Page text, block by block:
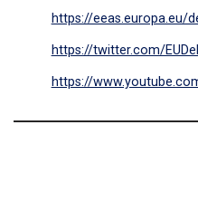
https://eeas.europa.eu/
https://twitter.com/
https://